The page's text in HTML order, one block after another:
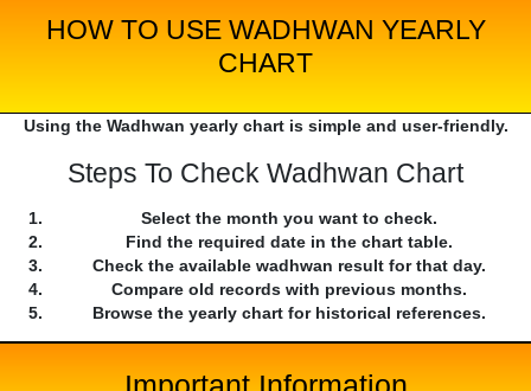
HOW TO USE WADHWAN YEARLY
CHART
Using the Wadhwan yearly chart is simple and user-friendly.
Steps To Check Wadhwan Chart
Select the month you want to check.
Find the required date in the chart table.
Check the available wadhwan result for that day.
Compare old records with previous months.
Browse the yearly chart for historical references.